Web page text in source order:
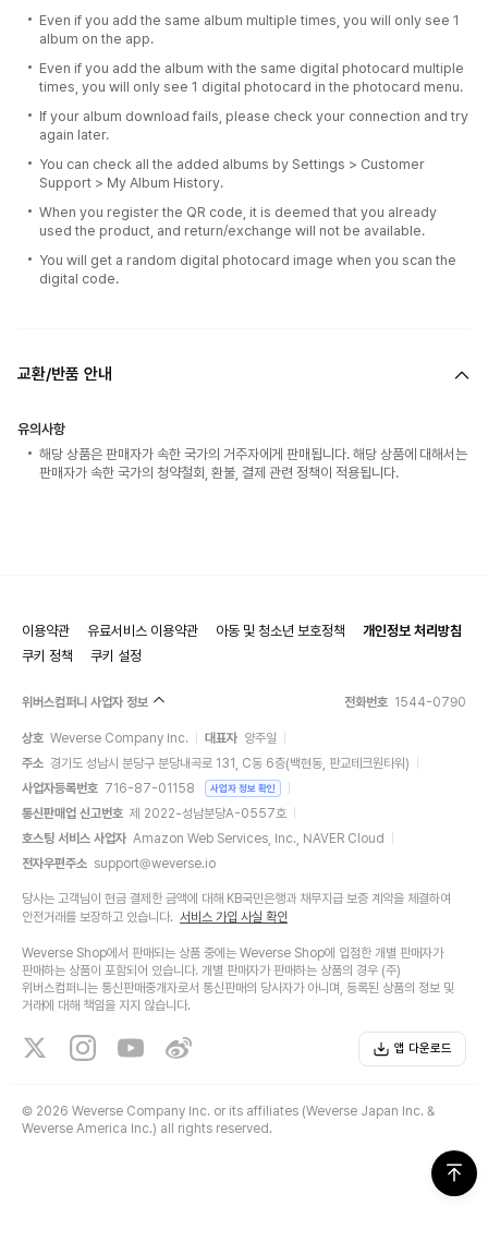
Even if you add the same album multiple times, you will only see 1
album on the app.
Even if you add the album with the same digital photocard multiple
times, you will only see 1 digital photocard in the photocard menu.
If your album download fails, please check your connection and try
again later.
You can check all the added albums by Settings > Customer
Support > My Album History.
When you register the QR code, it is deemed that you already
used the product, and return/exchange will not be available.
You will get a random digital photocard image when you scan the
digital code.
교환/반품 안내
유의사항
해당 상품은 판매자가 속한 국가의 거주자에게 판매됩니다. 해당 상품에 대해서는
판매자가 속한 국가의 청약철회, 환불, 결제 관련 정책이 적용됩니다.
이용약관 유료서비스 이용약관 아동 및 청소년 보호정책
개인정보 처리방침
쿠키 정책
쿠키 설정
위버스컴퍼니 사업자 정보 전화번호 1544-0790
상호 Weverse Company Inc. 대표자 양주일
주소 경기도 성남시 분당구 분당내곡로 131, C동 6층(백현동, 판교테크원타워)
사업자등록번호 716-87-01158 사업자 정보 확인
통신판매업 신고번호 제 2022-성남분당A-0557호
호스팅 서비스 사업자 Amazon Web Services, Inc., NAVER Cloud
전자우편주소 support@weverse.io
당사는 고객님이 현금 결제한 금액에 대해 KB국민은행과 채무지급 보증 계약을 체결하여
안전거래를 보장하고 있습니다. 서비스 가입 사실 확인
Weverse Shop에서 판매되는 상품 중에는 Weverse Shop에 입점한 개별 판매자가
판매하는 상품이 포함되어 있습니다. 개별 판매자가 판매하는 상품의 경우 (주)
위버스컴퍼니는 통신판매중개자로서 통신판매의 당사자가 아니며, 등록된 상품의 정보 및
거래에 대해 책임을 지지 않습니다.
앱 다운로드
© 2026 Weverse Company Inc. or its affiliates (Weverse Japan Inc. &
Weverse America Inc.) all rights reserved.